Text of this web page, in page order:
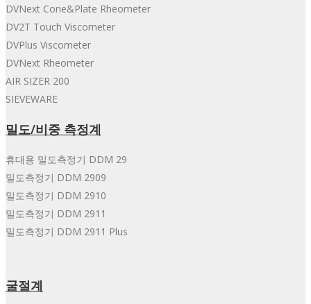
DVNext Cone&Plate Rheometer
DV2T Touch Viscometer
DVPlus Viscometer
DVNext Rheometer
AIR SIZER 200
SIEVEWARE
밀도/비중 측정계
휴대용 밀도측정기 DDM 29
밀도측정기 DDM 2909
밀도측정기 DDM 2910
밀도측정기 DDM 2911
밀도측정기 DDM 2911 Plus
굴절계